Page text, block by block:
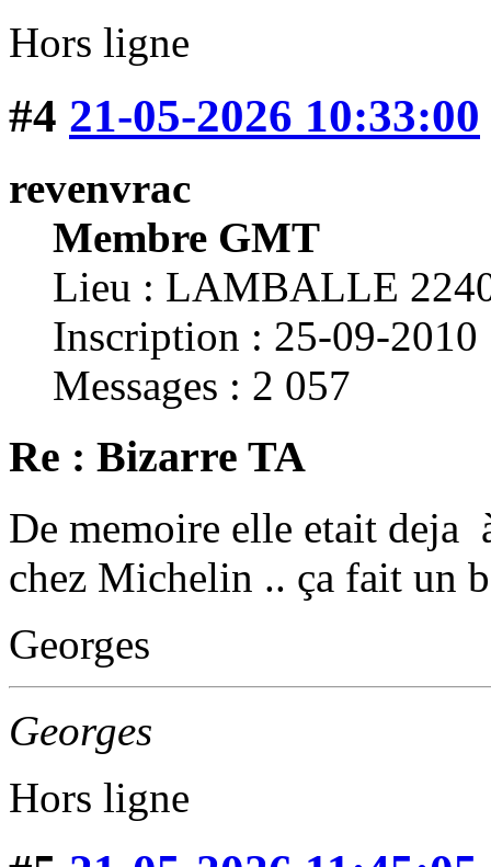
Hors ligne
#4 21-05-2026 10:33:00
revenvrac
Membre GMT
Lieu : LAMBALLE
Inscription : 25-09-2010
Messages : 2 057
Re : Bizarre TA
De memoire elle etait
chez Michelin .. ça fait un
Georges
Georges
Hors ligne